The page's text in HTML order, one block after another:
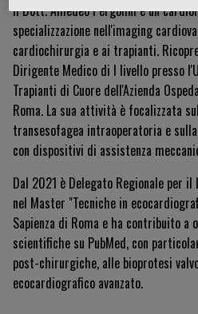
Il Dott. Amedeo Pergolini è un
specializzazione nell'imaging
cardiochirurgia e ai trapianti.
Dirigente Medico di I livello presso
Trapianti di Cuore dell'Azienda
Roma. La sua attività è focalizzata
transesofagea intraoperatoria e
con dispositivi di assistenza
Dal 2021 è Delegato Regionale per il
nel Master "Tecniche in
Sapienza di Roma e ha contribuito a
scientifiche su PubMed, con
post-chirurgiche, alle bioprotesi
ecocardiografico avanzato.